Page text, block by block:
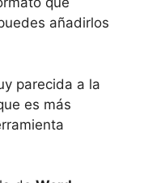
añadirlos
parecida a la
es más